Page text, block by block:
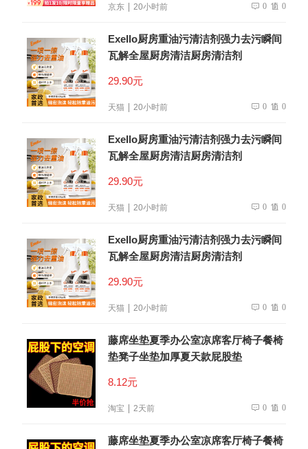
京东 20小时前 0 0
Exello厨房重油污清洁剂强力去污瞬间
瓦解全屋厨房清洁厨房清洁剂
29.90元
天猫 20小时前 0 0
Exello厨房重油污清洁剂强力去污瞬间
瓦解全屋厨房清洁厨房清洁剂
29.90元
天猫 20小时前 0 0
Exello厨房重油污清洁剂强力去污瞬间
瓦解全屋厨房清洁厨房清洁剂
29.90元
天猫 20小时前 0 0
藤席坐垫夏季办公室凉席客厅椅子餐椅
垫凳子坐垫加厚夏天款屁股垫
8.12元
淘宝 2天前 0 0
藤席坐垫夏季办公室凉席客厅椅子餐椅